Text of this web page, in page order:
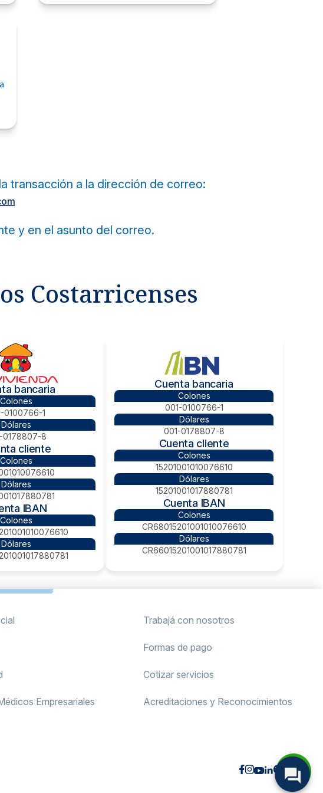
transacción a la dirección de correo:
y en el asunto del correo.
Costarricenses
bancaria
Colones
0100766-1
Dólares
0178807-8
cliente
Colones
Dólares
IBAN
Colones
Dólares
Cuenta bancaria
Colones
001-0100766-1
Dólares
001-0178807-8
Cuenta cliente
Colones
15201001010076610
Dólares
15201001017880781
Cuenta IBAN
Colones
CR68015201001010076610
Dólares
CR66015201001017880781
Empresariales
Trabajá con nosotros
Formas de pago
Cotizar servicios
Acreditaciones y Reconocimientos